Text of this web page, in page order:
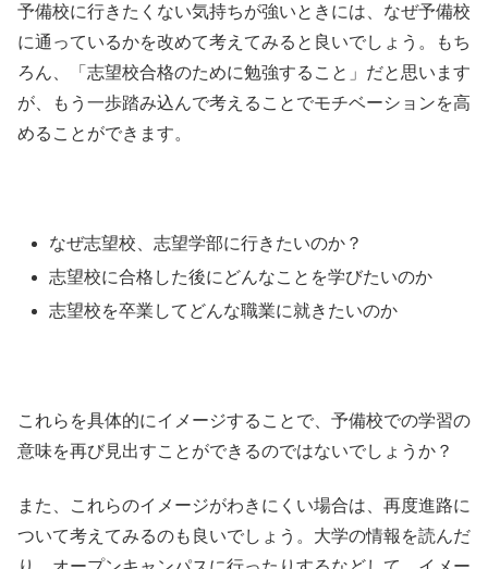
予備校に行きたくない気持ちが強いときには、なぜ予備校
に通っているかを改めて考えてみると良いでしょう。もち
ろん、「志望校合格のために勉強すること」だと思います
が、もう一歩踏み込んで考えることでモチベーションを高
めることができます。
なぜ志望校、志望学部に行きたいのか？
志望校に合格した後にどんなことを学びたいのか
志望校を卒業してどんな職業に就きたいのか
これらを具体的にイメージすることで、予備校での学習の
意味を再び見出すことができるのではないでしょうか？
また、これらのイメージがわきにくい場合は、再度進路に
ついて考えてみるのも良いでしょう。大学の情報を読んだ